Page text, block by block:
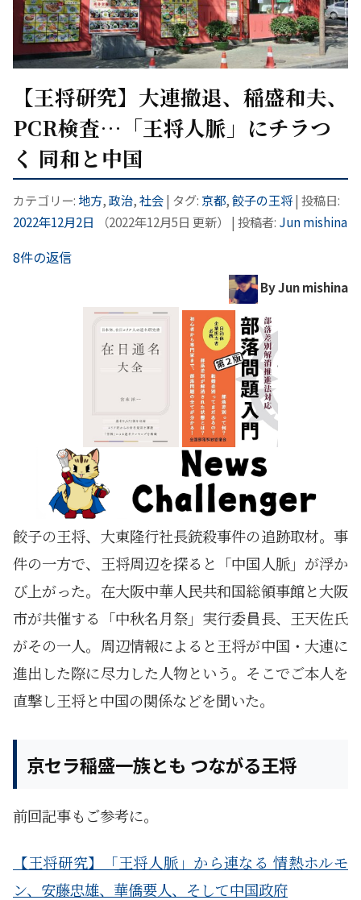
【王将研究】大連撤退、稲盛和夫、
PCR検査…「王将人脈」にチラつ
く 同和と中国
カテゴリー: 地方,政治,社会| タグ: 京都,餃子の王将| 投稿日:
2022年12月2日
（2022年12月5日 更新） | 投稿者: Jun mishina
8件の返信
By Jun mishina
餃子の王将、大東隆行社長銃殺事件の追跡取材。事
件の一方で、王将周辺を探ると「中国人脈」が浮か
び上がった。在大阪中華人民共和国総領事館と大阪
市が共催する「中秋名月祭」実行委員長、王天佐氏
がその一人。周辺情報によると王将が中国・大連に
進出した際に尽力した人物という。そこでご本人を
直撃し王将と中国の関係などを聞いた。
京セラ稲盛一族とも つながる王将
前回記事もご参考に。
【王将研究】「王将人脈」から連なる 情熱ホルモ
ン、安藤忠雄、華僑要人、そして中国政府